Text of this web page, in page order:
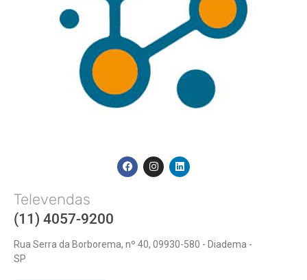
Televendas
(11) 4057-9200
Rua Serra da Borborema, nº 40, 09930-580 - Diadema -
SP